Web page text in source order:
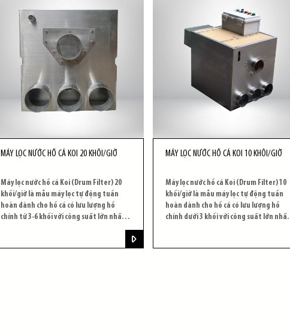
MÁY LỌC NƯỚC HỒ CÁ KOI 20 KHỐI/GIỜ
Máy lọc nước hồ cá Koi (Drum Filter) 20
khối/giờ là mẫu máy lọc tự động tuần
hoàn dành cho hồ cá có lưu lượng hồ
chính từ 3-6 khối với công suất lớn nhất
MÁY LỌC NƯỚC HỒ CÁ KOI 10 KHỐI/GIỜ
Máy lọc nước hồ cá Koi (Drum Filter) 10
khối/giờ là mẫu máy lọc tự động tuần
hoàn dành cho hồ cá có lưu lượng hồ
chính dưới 3 khối với công suất lớn nhất